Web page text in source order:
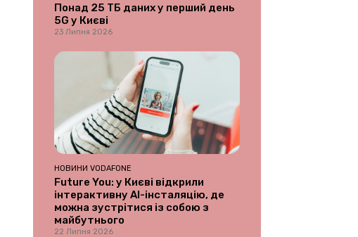
Понад 25 ТБ даних у перший день
5G у Києві
23 Липня 2026
НОВИНИ VODAFONE
Future You: у Києві відкрили
інтерактивну AI-інсталяцію, де
можна зустрітися із собою з
майбутнього
22 Липня 2026